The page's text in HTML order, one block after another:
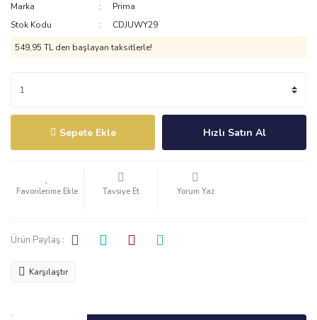
Marka
Prima
Stok Kodu
CDJUWY29
549,95 TL den başlayan taksitlerle!
Sepete Ekle Hızlı Satın Al
Tavsiye Et Yorum Yaz
Ürün Paylaş :
Karşılaştır